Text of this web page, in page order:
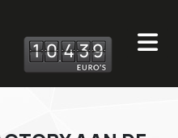
10 439